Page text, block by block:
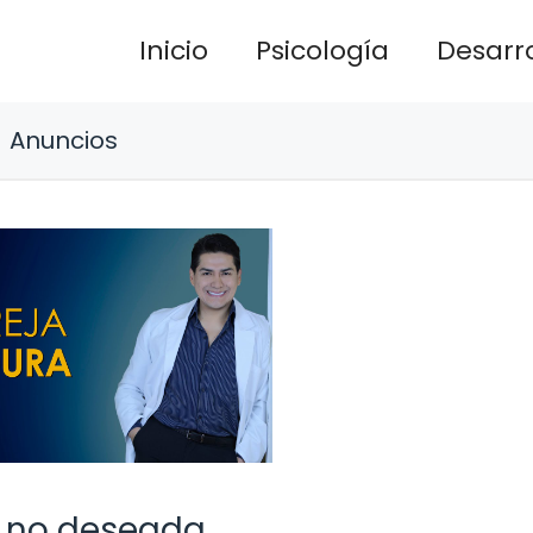
Inicio Psicología
Anuncios